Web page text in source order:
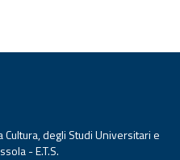
degli Studi Universitari e
- E.T.S.